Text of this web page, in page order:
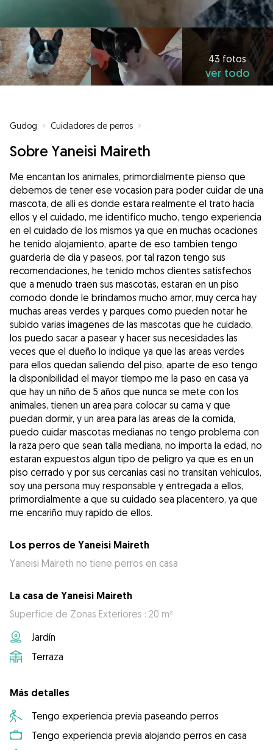
43 fotos
ver todo
Gudog » Cuidadores de perros »
Sobre Yaneisi Maireth
Me encantan los animales, primordialmente pienso que
debemos de tener ese vocasion para poder cuidar de una
mascota, de alli es donde estara realmente el trato hacia
ellos y el cuidado, me identifico mucho, tengo experiencia
en el cuidado de los mismos ya que en muchas ocaciones
he tenido alojamiento, aparte de eso tambien tengo
guarderia de dia y paseos, por tal razon tengo sus
recomendaciones, he tenido mchos clientes satisfechos
que a menudo traen sus mascotas, estaran en un piso
comodo donde le brindamos mucho amor, muy cerca hay
muchas areas verdes y parques como pueden notar he
subido varias imagenes de las mascotas que he cuidado,
los puedo sacar a pasear y hacer sus necesidades las
veces que el dueño lo indique ya que las areas verdes
para ellos quedan saliendo del piso, aparte de eso tengo
la disponibilidad el mayor tiempo me la paso en casa ya
que hay un niño de 5 años que nunca se mete con los
animales, tienen un area para colocar su cama y que
puedan dormir, y un area para las areas de la comida,
puedo cuidar mascotas medianas no tengo problema con
la raza pero que sean talla mediana, no importa la edad, no
estaran expuestos algun tipo de peligro ya que es en un
piso cerrado y por sus cercanias casi no transitan vehiculos,
soy una persona muy responsable y entregada a ellos,
primordialmente a que su cuidado sea placentero, ya que
me encariño muy rapido de ellos.
Los perros de Yaneisi Maireth
Yaneisi Maireth no tiene perros en casa
La casa de Yaneisi Maireth
Superficie de Zonas Exteriores : 20 m²
Jardín
Terraza
Más detalles
Tengo experiencia previa paseando perros
Tengo experiencia previa alojando perros en casa